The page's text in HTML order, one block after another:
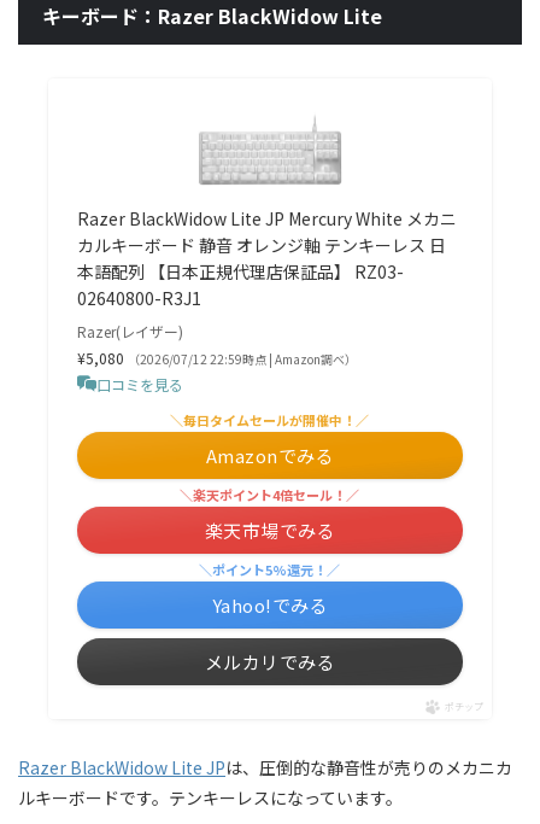
キーボード：Razer BlackWidow Lite
Razer BlackWidow Lite JP Mercury White メカニ
カルキーボード 静音 オレンジ軸 テンキーレス 日
本語配列 【日本正規代理店保証品】 RZ03-
02640800-R3J1
Razer(レイザー)
¥5,080
（2026/07/12 22:59時点 | Amazon調べ）
口コミを見る
＼毎日タイムセールが開催中！／
Amazonでみる
＼楽天ポイント4倍セール！／
楽天市場でみる
＼ポイント5%還元！／
Yahoo!でみる
メルカリでみる
ポチップ
Razer BlackWidow Lite JPは、圧倒的な静音性が売りのメカニカ
ルキーボードです。テンキーレスになっています。